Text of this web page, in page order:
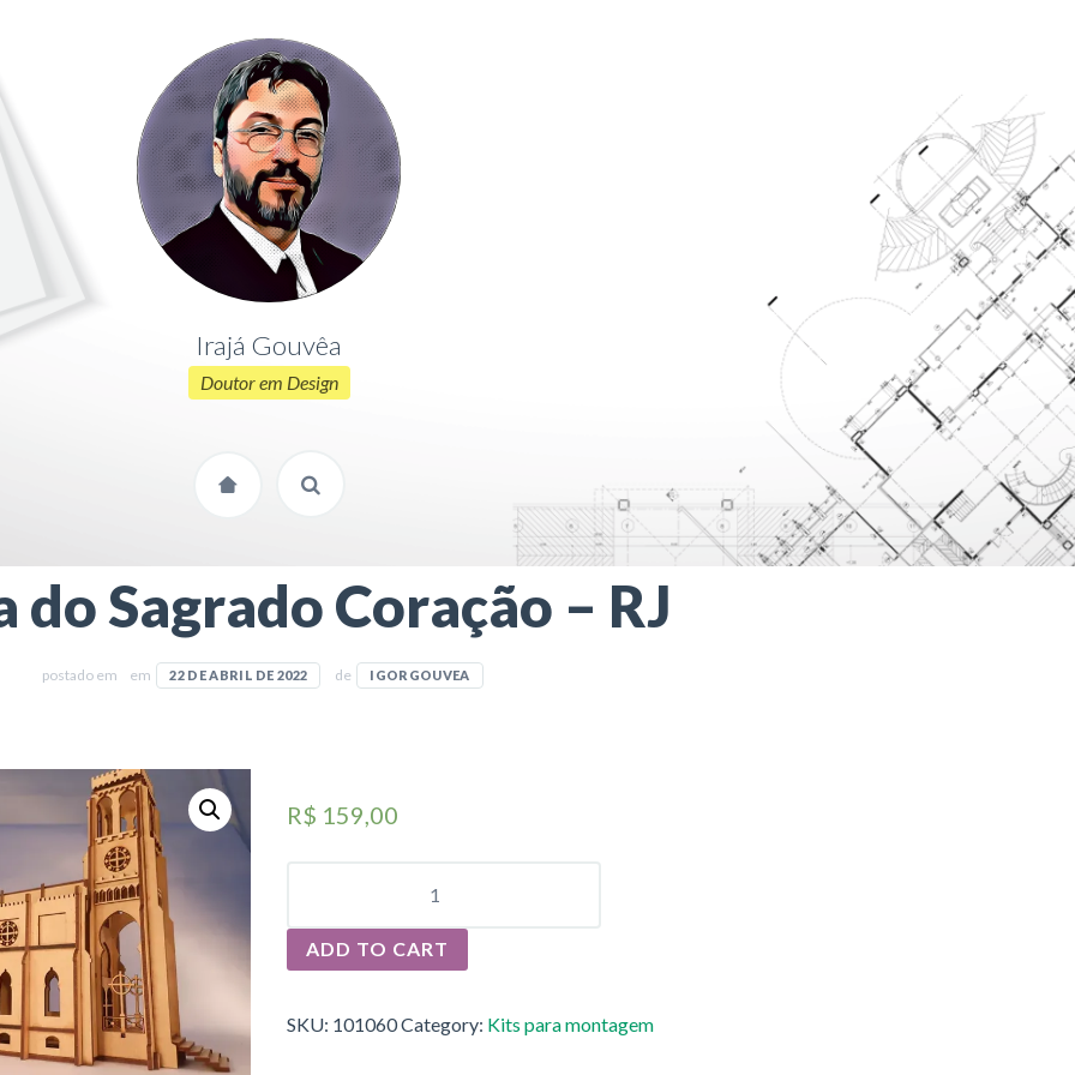
Irajá Gouvêa
Doutor em Design
do Sagrado Coração – RJ
postado em em 22 DE ABRIL DE 2022 de IGORGOUVEA
R$ 159,00
CORAÇÃO
RJ
ADD TO CART
SKU: 101060Category: Kits para montagem